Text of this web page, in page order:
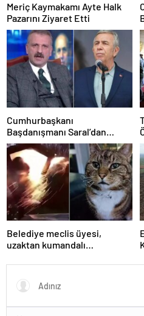
Meriç Kaymakamı Ayte Halk
Pazarını Ziyaret Etti
Cumhurbaşkanı
Başdanışmanı Saral’dan
gündem yaratacak Mansur
Yavaş iddiası
Belediye meclis üyesi,
uzaktan kumandalı
uçurmaya çalıştı